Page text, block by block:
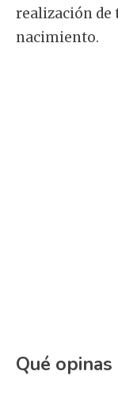
realización de
nacimiento.
Qué opinas